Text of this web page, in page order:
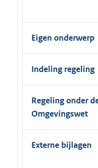
Eigen onderwerp
Indeling regeling
Regeling onder
Omgevingswet
Externe bijlagen